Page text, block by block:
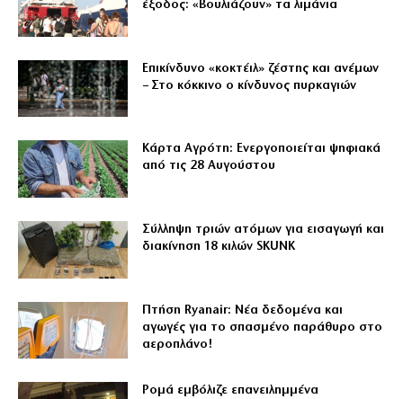
έξοδος: «Βουλιάζουν» τα λιμάνια
Επικίνδυνο «κοκτέιλ» ζέστης και ανέμων
– Στο κόκκινο ο κίνδυνος πυρκαγιών
Κάρτα Αγρότη: Ενεργοποιείται ψηφιακά
από τις 28 Αυγούστου
Σύλληψη τριών ατόμων για εισαγωγή και
διακίνηση 18 κιλών SKUNK
Πτήση Ryanair: Νέα δεδομένα και
αγωγές για το σπασμένο παράθυρο στο
αεροπλάνο!
Ρομά εμβόλιζε επανειλημμένα